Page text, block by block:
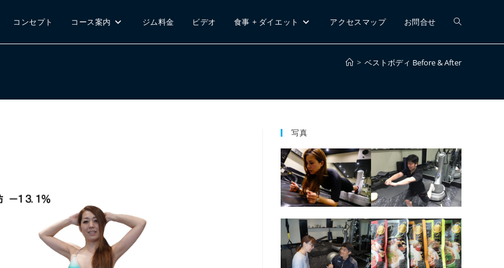
コンセプト コース案内 ジム料金 ビデオ 食事 + ダイエット アクセスマップ お問合せ ウ
ェ
サ
イ
ト
> ベストボディ Before & After
写真